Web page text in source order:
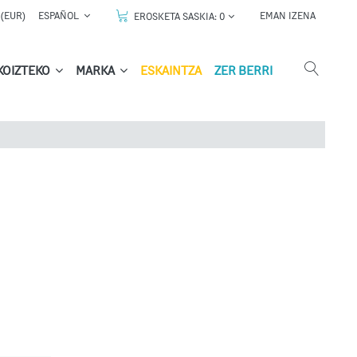
(EUR) ESPAÑOL EROSKETA SASKIA:0 EMAN IZENA
MARKA ESKAINTZA ZER BERRI